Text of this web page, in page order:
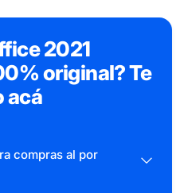
2021
original? Te
acá
compras al por